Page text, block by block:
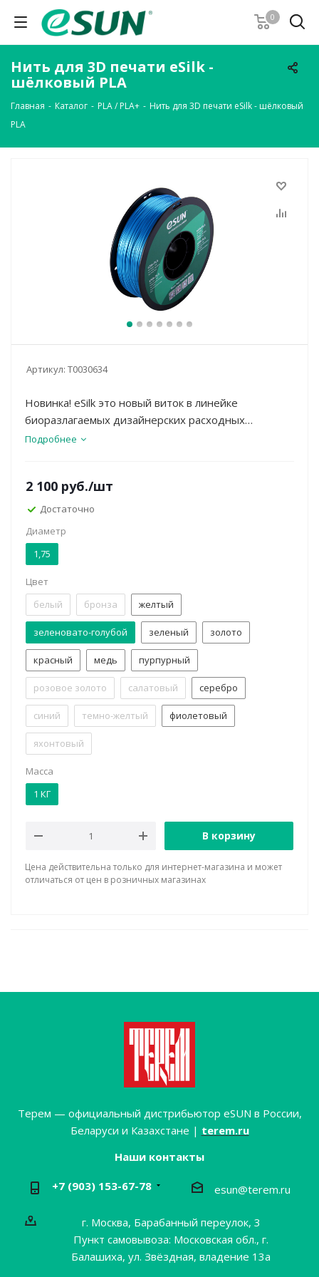
0
Нить для 3D печати eSilk -
шёлковый PLA
Главная - Каталог - PLA / PLA+ - Нить для 3D печати eSilk - шёлковый
PLA
Артикул: Т0030634
Новинка! eSilk это новый виток в линейке
биоразлагаемых дизайнерских расходных
материалов для FFF печати. eSilk отличается своим
биоразлагаемый, обладает низкой усадкой и
ровным диаметром.
Подробнее
2 100 руб./шт
Достаточно
Диаметр
1,75
Цвет
белый
бронза желтый
зеленовато-голубой зеленый золото
красный медь пурпурный
розовое золото салатовый серебро
синий темно-желтый фиолетовый
яхонтовый
Масса
1 КГ
В корзину
Цена действительна только для интернет-магазина и может
отличаться от цен в розничных магазинах
Терем — официальный дистрибьютор eSUN в России,
Беларуси и Казахстане | terem.ru
Наши контакты
+7 (903) 153-67-78 esun@terem.ru
г. Москва, Барабанный переулок, 3
Пункт самовывоза: Московская обл., г.
Балашиха, ул. Звёздная, владение 13а